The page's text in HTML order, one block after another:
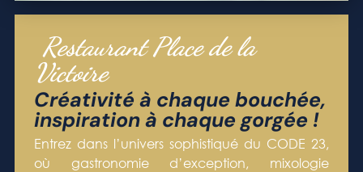
Restaurant Place de la
Victoire
Créativité à chaque bouchée,
inspiration à chaque gorgée !
Entrez dans l’univers sophistiqué du CODE 23,
où gastronomie d’exception, mixologie